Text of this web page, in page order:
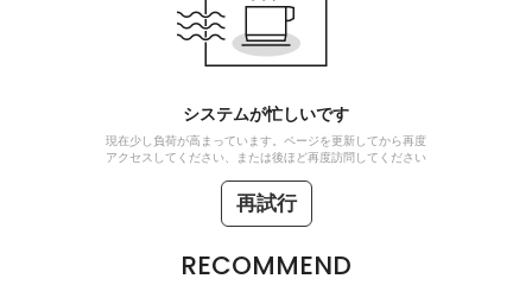
システムが忙しいです
現在少し負荷が高まっています。ページを更新してから再度
アクセスしてください、または後ほど再度訪問してください
再試行
RECOMMEND